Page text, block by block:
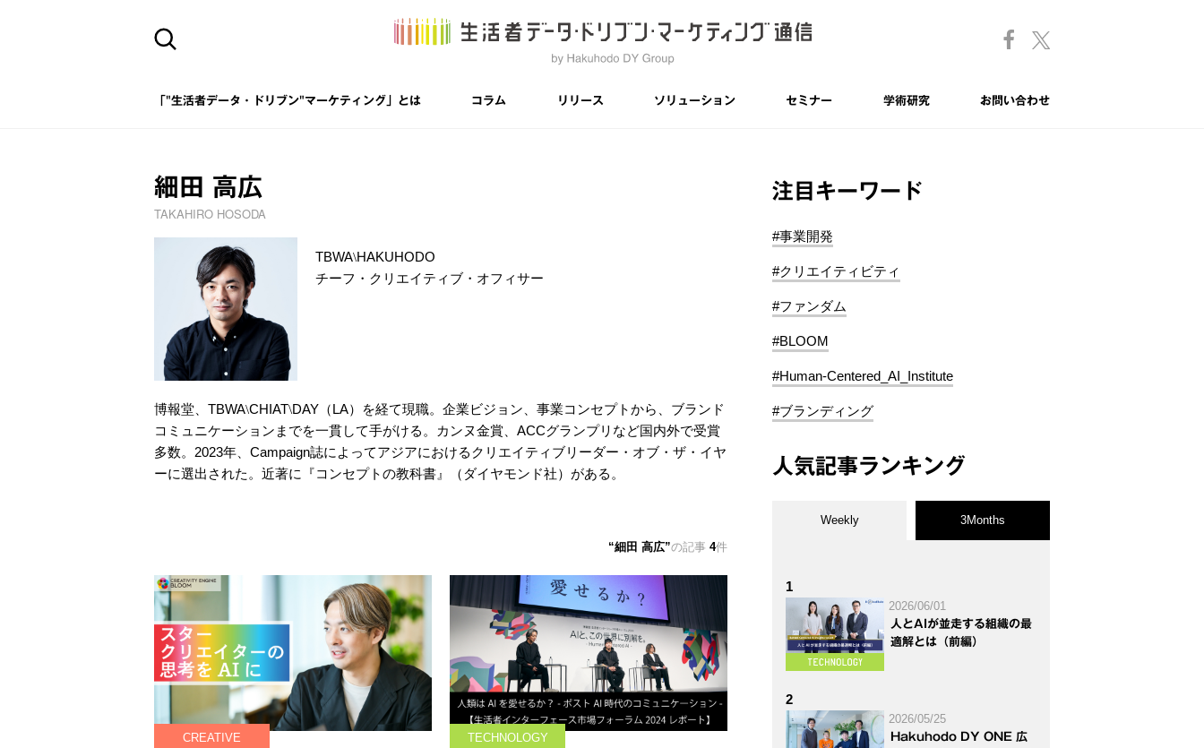
「"生活者データ・ドリブン"マーケティング」とは コラム リリース ソリューション セミナー 学術研究 お問い合わせ
細田 高広
TAKAHIRO HOSODA
TBWA\HAKUHODO
チーフ・クリエイティブ・オフィサー
博報堂、TBWA\CHIAT\DAY（LA）を経て現職。企業ビジョン、事業コンセプトから、ブランド
コミュニケーションまでを一貫して手がける。カンヌ金賞、ACCグランプリなど国内外で受賞
多数。2023年、Campaign誌によってアジアにおけるクリエイティブリーダー・オブ・ザ・イヤ
ーに選出された。近著に『コンセプトの教科書』（ダイヤモンド社）がある。
細田 高広 の記事 4件
CREATIVE TECHNOLOGY
注目キーワード
#事業開発
#クリエイティビティ
#ファンダム
#BLOOM
#Human-Centered_AI_Institute
#ブランディング
人気記事ランキング
Weekly 3Months
1
2026/06/01
人とAIが並走する組織の最
適解とは（前編）
2
2026/05/25
Hakuhodo DY ONE 広